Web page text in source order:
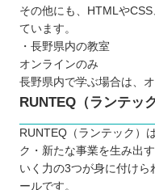
その他にも、HTMLや
ています。
・長野県内の教室
オンラインのみ
長野県内で学ぶ場合は、
RUNTEQ（ランテック
RUNTEQ（ランテック）
ク・新たな事業を生み出
いく力の3つが身に付けら
ールです。